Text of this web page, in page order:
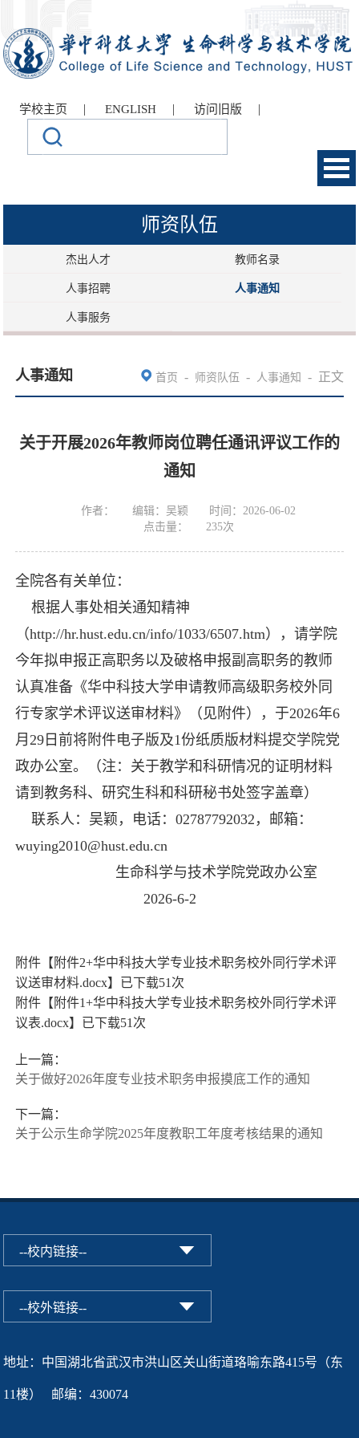
学校主页 | ENGLISH | 访问旧版 |
师资队伍
杰出人才 教师名录
人事招聘 人事通知
人事服务
人事通知 首页 - 师资队伍 - 人事通知 - 正文
关于开展2026年教师岗位聘任通讯评议工作的
通知
作者： 编辑：吴颖
时间：2026-06-02
点击量：
235次
全院各有关单位：
根据人事处相关通知精神
（http://hr.hust.edu.cn/info/1033/6507.htm），请学院
今年拟申报正高职务以及破格申报副高职务的教师
认真准备《华中科技大学申请教师高级职务校外同
行专家学术评议送审材料》（见附件），于2026年6
月29日前将附件电子版及1份纸质版材料提交学院党
政办公室。（注：关于教学和科研情况的证明材料
请到教务科、研究生科和科研秘书处签字盖章）
联系人：吴颖，电话：02787792032，邮箱：
wuying2010@hust.edu.cn
生命科学与技术学院党政办公室
2026-6-2
附件【 附件2+华中科技大学专业技术职务校外同行学术评
议送审材料.docx】已下载51 次
附件【 附件1+华中科技大学专业技术职务校外同行学术评
议表.docx】已下载51 次
上一篇：
关于做好2026年度专业技术职务申报摸底工作的通知
下一篇：
关于公示生命学院2025年度教职工年度考核结果的通知
地址：中国湖北省武汉市洪山区关山街道珞喻东路415号（东
11楼） 邮编：430074